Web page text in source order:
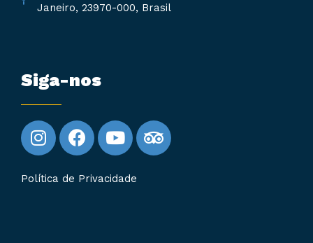
Janeiro, 23970-000, Brasil
Siga-nos
Política de Privacidade